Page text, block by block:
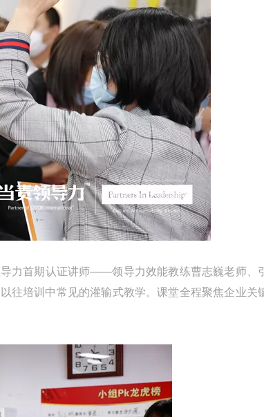
力首期认证讲师——领导力效能教练曹志巍老师、
往培训中常见的灌输式教学。课堂全程聚焦企业关